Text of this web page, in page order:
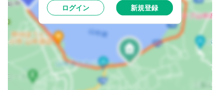
ログイン 新規登録